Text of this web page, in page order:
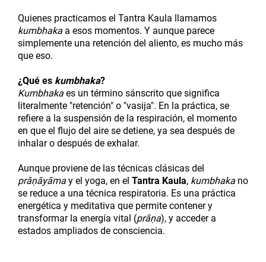
Quienes practicamos el Tantra Kaula llamamos
kumbhaka a esos momentos. Y aunque parece
simplemente una retención del aliento, es mucho más
que eso.
¿Qué es kumbhaka?
Kumbhaka es un término sánscrito que significa
literalmente "retención" o "vasija". En la práctica, se
refiere a la suspensión de la respiración, el momento
en que el flujo del aire se detiene, ya sea después de
inhalar o después de exhalar.
Aunque proviene de las técnicas clásicas del
prāṇāyāma y el yoga, en el Tantra Kaula, kumbhaka no
se reduce a una técnica respiratoria. Es una práctica
energética y meditativa que permite contener y
transformar la energía vital (prāṇa), y acceder a
estados ampliados de consciencia.